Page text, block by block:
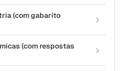
(com gabarito
(com respostas